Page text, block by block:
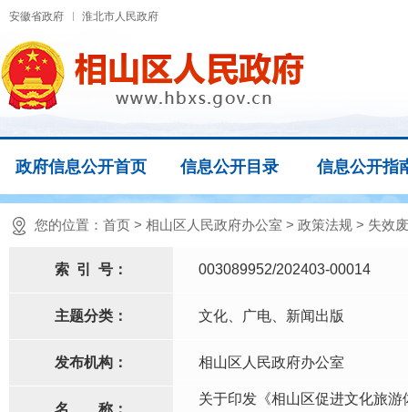
安徽省政府 淮北市人民政府
政府信息公开首页 信息公开目录 信息公开指
您的位置： 首页 > 相山区人民政府办公室 > 政策法规 > 失效
索 引 号： 003089952/202403-00014
主题分类： 文化、广电、新闻出版
发布机构： 相山区人民政府办公室
名 称：
关于印发《相山区促进文化旅游